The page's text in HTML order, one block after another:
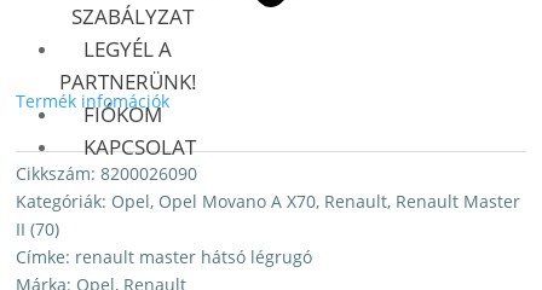
SZABÁLYZAT
LEGYÉL A
PARTNERÜNK!
FIÓKOM
KAPCSOLAT
Termék infomációk
Cikkszám:8200026090
Kategóriák: Opel, Opel Movano A X70, Renault, Renault Master
II (70)
Címke: renault master hátsó légrugó
Márka: Opel, Renault